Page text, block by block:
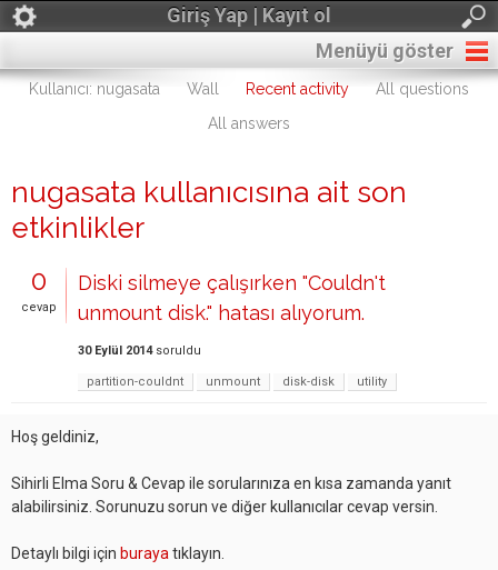
Giriş Yap | Kayıt ol
Menüyü göster
Kullanıcı: nugasata Wall Recent activity
All questions
All answers
nugasata kullanıcısına ait son
etkinlikler
0
cevap
Diski silmeye çalışırken "Couldn't
unmount disk." hatası alıyorum.
30 Eylül 2014 soruldu
partition-couldnt unmount disk-disk utility
Hoş geldiniz,
Sihirli Elma Soru & Cevap ile sorularınıza en kısa zamanda yanıt
alabilirsiniz. Sorunuzu sorun ve diğer kullanıcılar cevap versin.
Detaylı bilgi için buraya tıklayın.